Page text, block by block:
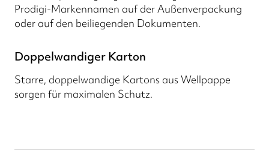
Prodigi-Markennamen auf der Außenverpackung
oder auf den beiliegenden Dokumenten.
Doppelwandiger Karton
Starre, doppelwandige Kartons aus Wellpappe
sorgen für maximalen Schutz.